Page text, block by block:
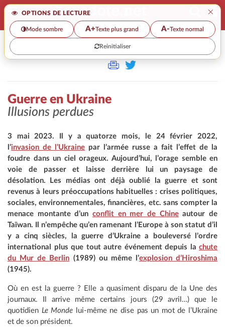
OPTIONS DE LECTURE ×
Mode sombre A+Texte plus grand A-Texte normal
Reinitialiser
>>
Guerre en Ukraine
Illusions perdues
3 mai 2023. Il y a quatorze mois, le 24 février 2022,
l’invasion de l’Ukraine par l’armée russe a fait l’effet de la
foudre dans un ciel orageux. Aujourd’hui, l’orage semble en
voie de passer et laisse derrière lui un paysage de
désolation. Les médias ont déjà oublié la guerre et sont
revenus à leurs préoccupations habituelles : crises politiques,
sociales, environnementales, financières, etc. sans compter la
menace montante d’un conflit en mer de Chineautour de
Taïwan. Il n’empêche qu’en ramenant l’Europe à son statut d’il
y a cinq siècles, la guerre d’Ukraine a bouleversé l’ordre
international plus que tout autre événement depuis la chute
du Mur de Berlin (1989) ou même l’explosion d’Hiroshima
(1945).
Où en est la guerre ? Elle a quasiment disparu de la Une des
journaux. Il arrive même certains jours (29 avril…) que le
quotidien Le Monde lui-même ne dise pas un mot de l’Ukraine
et de son président.